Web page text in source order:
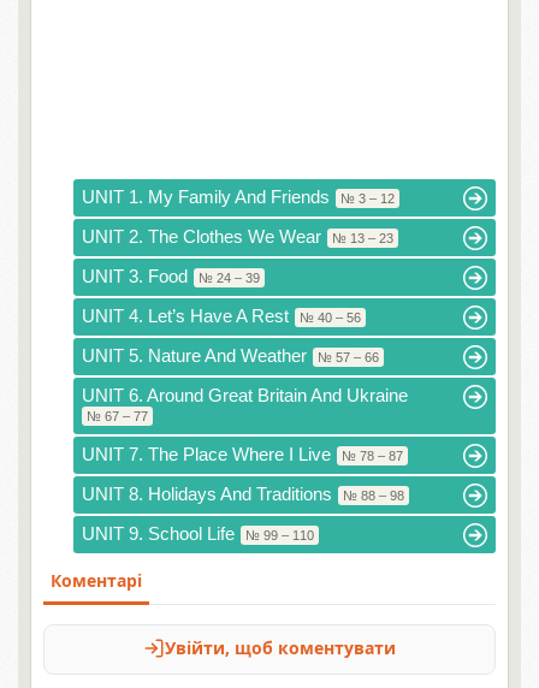
UNIT 1. My Family And Friends № 3 – 12
UNIT 2. The Clothes We Wear № 13 – 23
UNIT 3. Food № 24 – 39
UNIT 4. Let’s Have A Rest № 40 – 56
UNIT 5. Nature And Weather № 57 – 66
UNIT 6. Around Great Britain And Ukraine
№ 67 – 77
UNIT 7. The Place Where I Live № 78 – 87
UNIT 8. Holidays And Traditions № 88 – 98
UNIT 9. School Life № 99 – 110